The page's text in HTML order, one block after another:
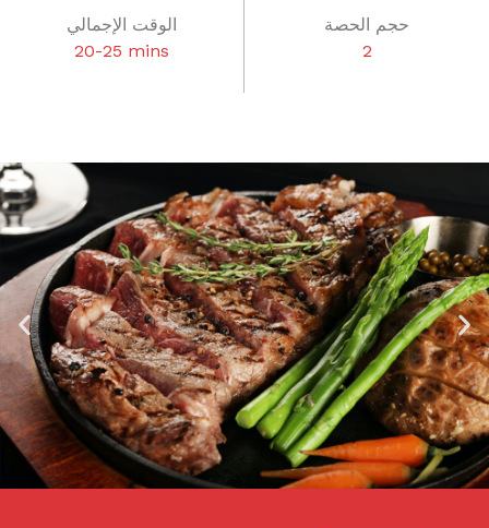
الوقت الإجمالي
20-25 mins
حجم الحصة
2